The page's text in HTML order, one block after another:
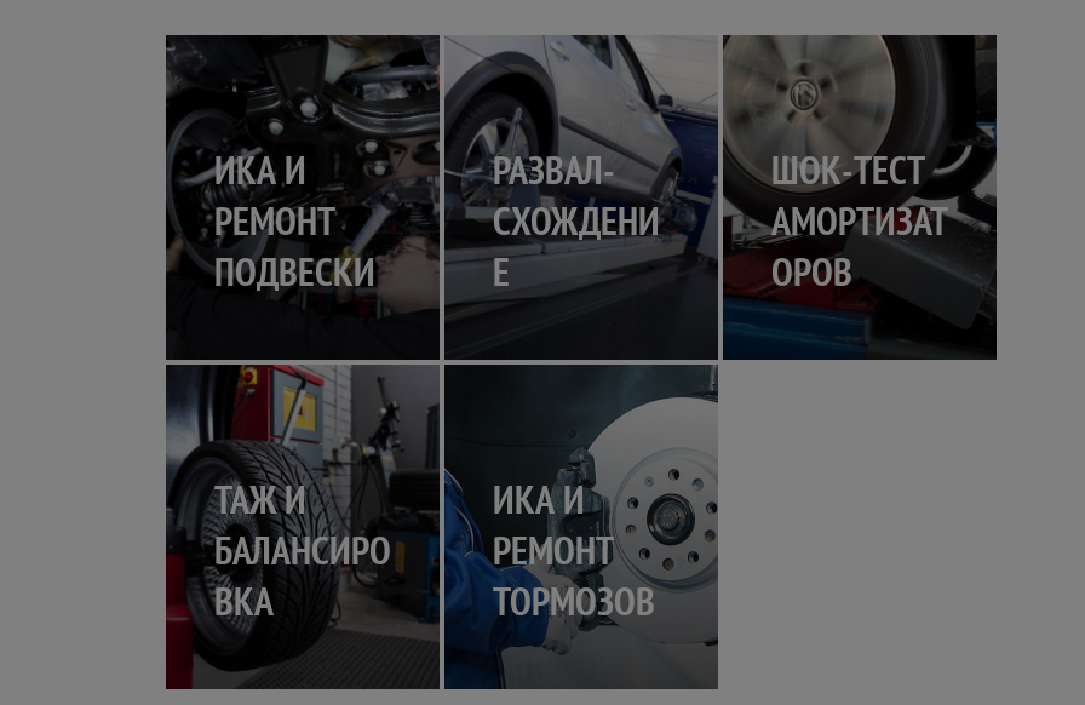
ДИАГНОСТ
ИКА И
РЕМОНТ
ПОДВЕСКИ
РАЗВАЛ-
СХОЖДЕНИ
Е
ШОК-ТЕСТ
АМОРТИЗАТ
ОРОВ
ШИНОМОН
ТАЖ И
БАЛАНСИРО
ВКА
ДИАГНОСТ
ИКА И
РЕМОНТ
ТОРМОЗОВ